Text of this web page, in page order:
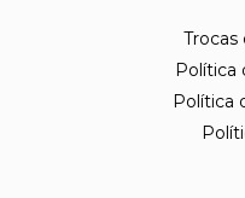
Trocas
Política
Política